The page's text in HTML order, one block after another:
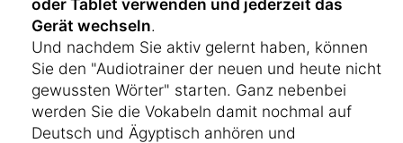
oder Tablet verwenden und jederzeit das
Gerät wechseln.
Und nachdem Sie aktiv gelernt haben, können
Sie den "Audiotrainer der neuen und heute nicht
gewussten Wörter" starten. Ganz nebenbei
werden Sie die Vokabeln damit nochmal auf
Deutsch und Ägyptisch anhören und